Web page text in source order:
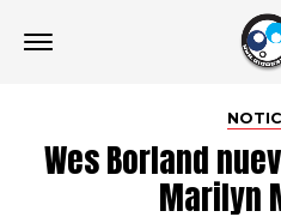
Wes Borland
Marilyn